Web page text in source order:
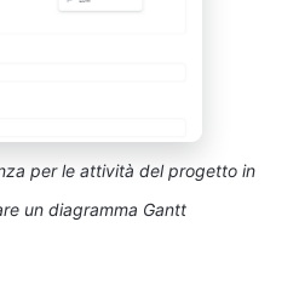
per le attività del progetto in
un diagramma Gantt